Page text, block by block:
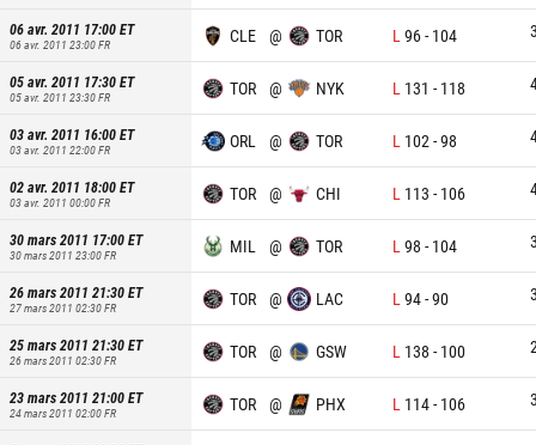
06 avr. 2011 17:00ET
06 avr. 2011 23:00FR CLE @ TOR L 96- 104
05 avr. 2011 17:30ET
05 avr. 2011 23:30FR TOR @ NYK L 131 - 118
03 avr. 2011 16:00ET
03 avr. 2011 22:00FR ORL @ TOR L 102 -98
02 avr. 2011 18:00ET
03 avr. 2011 00:00FR TOR @ CHI L 113 - 106
30 mars 2011 17:00ET
30 mars 2011 23:00FR MIL @ TOR L 98 - 104
26 mars 2011 21:30ET
27 mars 2011 02:30FR TOR @ LAC L 94-90
25 mars 2011 21:30ET
26 mars 2011 02:30FR TOR @ GSW L 138 - 100
23 mars 2011 21:00ET
24 mars 2011 02:00FR TOR @ PHX L 114- 106